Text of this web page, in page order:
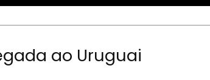
ao Uruguai